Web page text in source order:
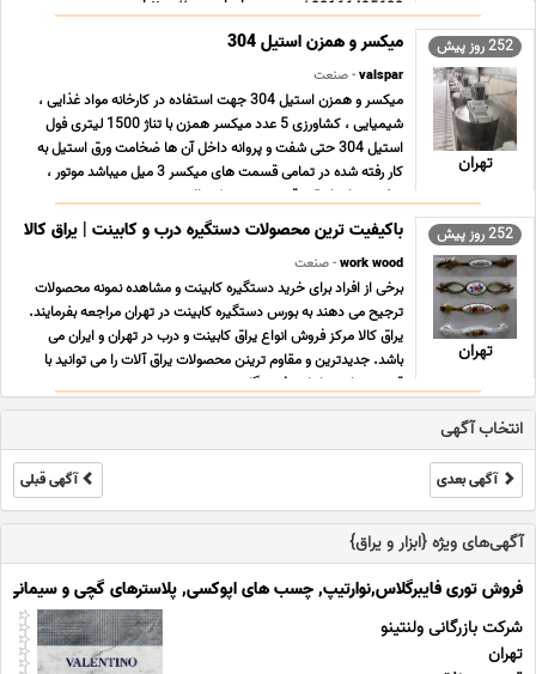
https//yaraghabzar.com/ 02166495600 ...
252 روز پیش
تهران
میکسر و همزن استیل 304
valspar- صنعت
میکسر و همزن استیل 304 جهت استفاده در کارخانه مواد غذایی ،
شیمیایی ، کشاورزی 5 عدد میکسر همزن با تناژ 1500 لیتری فول
استیل 304 حتی شفت و پروانه داخل آن ها ضخامت ورق استیل به
کار رفته شده در تمامی قسمت های میکسر 3 میل میباشد موتور ،
شفت ‌‌پروانه اونقدر قوی هستش که بالاترین حد مم ... ...
252 روز پیش
تهران
باکیفیت ترین محصولات دستگیره درب و کابینت | یراق کالا
work wood- صنعت
برخی از افراد برای خرید دستگیره کابینت و مشاهده نمونه محصولات
ترجیح می دهند به بورس دستگیره کابینت در تهران مراجعه بفرمایند.
یراق کالا مرکز فروش انواع یراق کابینت و درب در تهران و ایران می
باشد. جدیدترین و مقاوم ترینن محصولات یراق آلات را می توانید با
قیمت مناسب از این فروشگاه ته ... ...
انتخاب آگهی
آگهی بعدی آگهی قبلی
آگهی‌های ویژه {ابزار و یراق}
فروش توری فایبرگلاس,نوارتیپ, چسب های اپوکسی, پلاسترهای گچی و سیمانی
شرکت بازرگانی ولنتینو
تهران